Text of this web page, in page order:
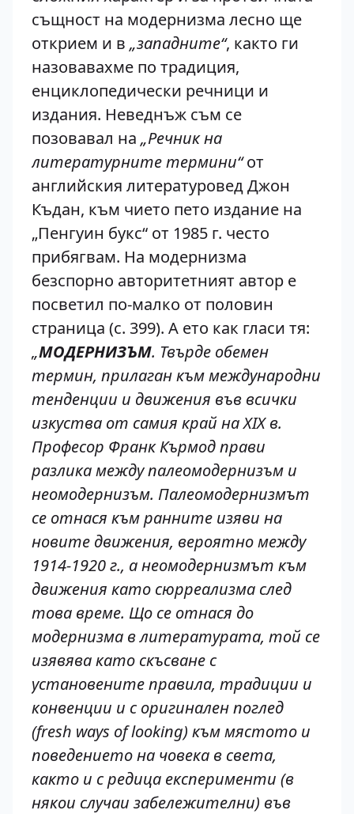
същност на модернизма лесно ще
открием и в „западните“, както ги
назовавахме по традиция,
енциклопедически речници и
издания. Неведнъж съм се
позовавал на „Речник на
литературните термини“от
английския литературовед Джон
Къдан, към чието пето издание на
„Пенгуин букс“ от 1985 г. често
прибягвам. На модернизма
безспорно авторитетният автор е
посветил по-малко от половин
страница (с. 399). А ето как гласи тя:
„МОДЕРНИЗЪМ. Твърде обемен
термин, прилаган към международни
тенденции и движения във всички
изкуства от самия край на XIX в.
Професор Франк Кърмод прави
разлика между палеомодернизъм и
неомодернизъм. Палеомодернизмът
се отнася към ранните изяви на
новите движения, вероятно между
1914-1920 г., а неомодернизмът към
движения като сюрреализма след
това време. Що се отнася до
модернизма в литературата, той се
изявява като скъсване с
установените правила, традиции и
конвенции и с оригинален поглед
(fresh ways of looking) към мястото и
поведението на човека в света,
както и с редица експерименти (в
някои случаи забележителни) във